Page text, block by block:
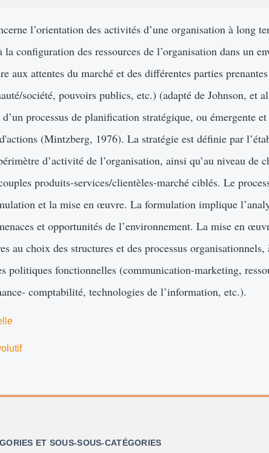
l’orientation des activités d’une organisation à long
configuration des ressources de l’organisation dans un
aux attentes du marché et des différentes parties
société, pouvoirs publics, etc.) (adapté de Johnson, et
processus de planification stratégique, ou émergente
(Mintzberg, 1976). La stratégie est définie par
d’activité de l’organisation, ainsi qu’au niveau de
produits-services/clientèles-marché ciblés. Le
et la mise en œuvre. La formulation implique
et opportunités de l’environnement. La mise en
au choix des structures et des processus
politiques fonctionnelles (communication-marketing,
comptabilité, technologies de l’information, etc.).
ET SOUS-SOUS-CATÉGORIES